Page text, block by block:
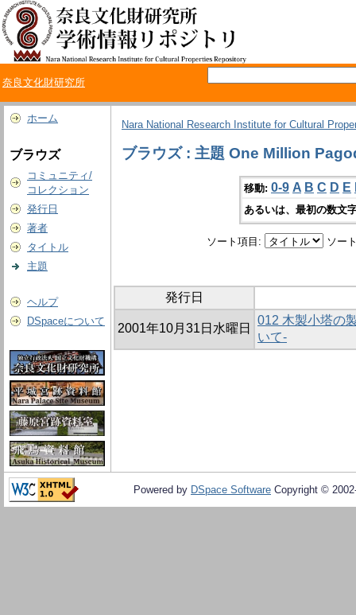
奈良文化財研究所
ホーム
ブラウズ
コミュニティ/
コレクション
発行日
著者
タイトル
主題
ヘルプ
DSpaceについて
Nara National Research Institute for Cultural
ブラウズ : 主題 One Million
移動: 0-9 A B C D E
あるいは、最初の数文
ソート項目: ソー
発行日
2001年10月31日水曜日
012 木製小塔の
いて-
Powered by DSpace Software Copyright ©